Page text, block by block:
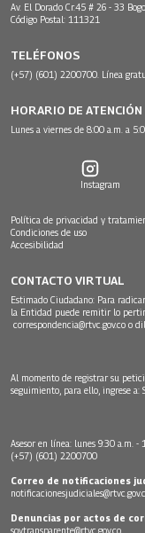
Av. El Dorado Cr.45 # 26 - 33
Código Postal: 111321
TELÉFONOS
(+57) (601) 2200700. Línea
HORARIO DE ATENCIÓN
Lunes a viernes de 8:00 a.m. a
Instagram
Política de privacidad y
Condiciones de uso
Accesibilidad
CONTACTO VIRTUAL
Estimado Ciudadano: Para
la Entidad puede remitir lo
correspondencia@rtvc.gov.co o
Al momento de registrar su
seguimiento, para ello, ingrese a:
Asesor en línea: lunes 9:30 a.m. -
(+57) (601) 2200700
Correo de notificaciones
Denuncias por actos de
soytransparente@rtvc.gov.co